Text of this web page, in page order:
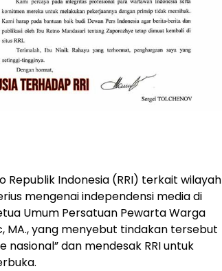
Indonesia (RRI) terkait wilayah
mengenai independensi media di
Umum Persatuan Pewarta Warga
MA., yang menyebut tindakan tersebut
dan mendesak RRI untuk